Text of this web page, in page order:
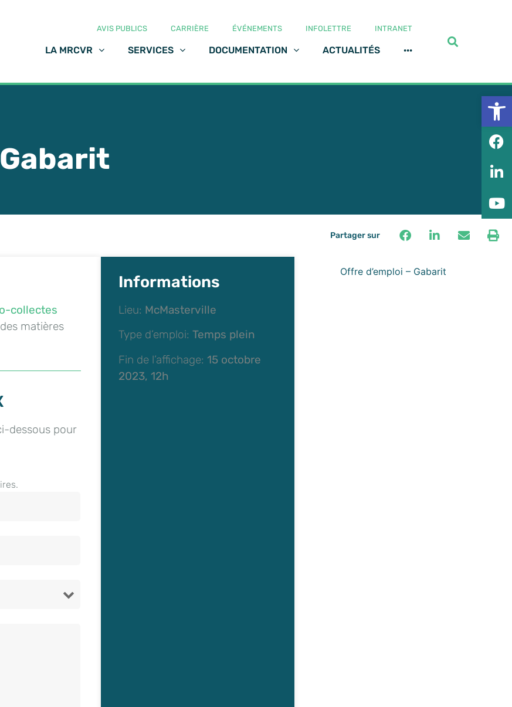
AVIS PUBLICS CARRIÈRE ÉVÉNEMENTS INFOLETTRE INTRANET
LA MRCVR SERVICES DOCUMENTATION ACTUALITÉS ···
Partager sur
collectes
matières
dessous pour
Informations
Lieu: McMasterville
Type d’emploi:Temps plein
Fin de l’affichage:15 octobre
2023, 12h
Offre d’emploi – Gabarit